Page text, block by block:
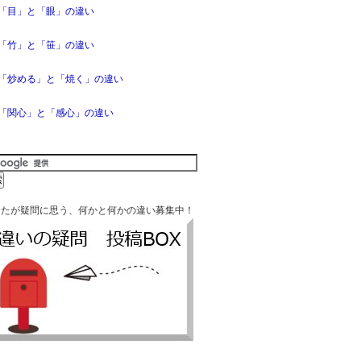
目」と「眼」の違い
竹」と「笹」の違い
炒める」と「焼く」の違い
関心」と「感心」の違い
が疑問に思う、何かと何かの違い募集中！